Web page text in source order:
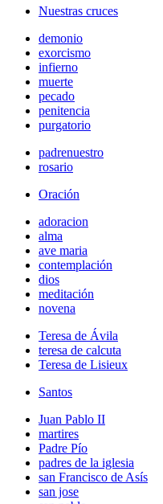
Nuestras cruces
demonio
exorcismo
infierno
muerte
pecado
penitencia
purgatorio
padrenuestro
rosario
Oración
adoracion
alma
ave maria
contemplación
dios
meditación
novena
Teresa de Ávila
teresa de calcuta
Teresa de Lisieux
Santos
Juan Pablo II
martires
Padre Pío
padres de la iglesia
san Francisco de Asís
san jose